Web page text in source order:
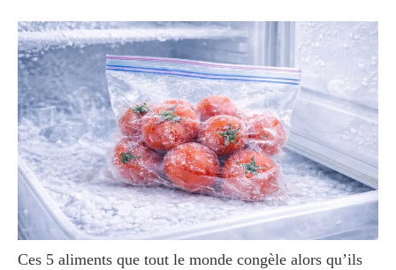
Ces 5 aliments que tout le monde congèle alors qu’ils